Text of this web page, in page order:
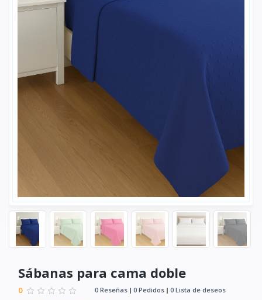
Sábanas para cama doble
0 0 Reseñas 0 Pedidos 0 Lista de deseos